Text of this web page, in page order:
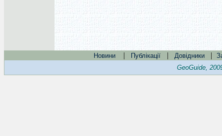
Новини | Публікації | Довідники |
GeoGuide,